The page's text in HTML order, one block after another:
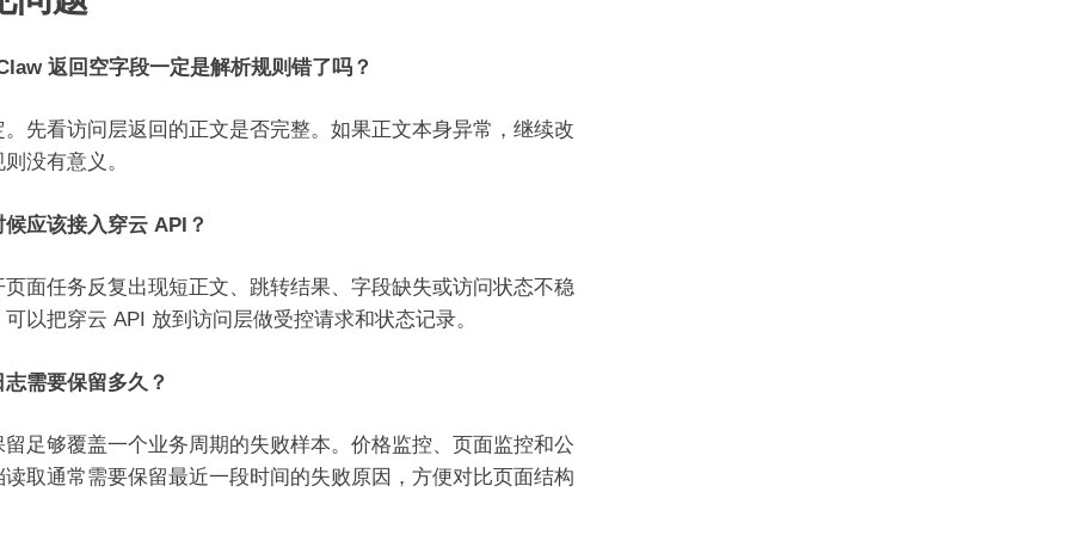
返回空字段一定是解析规则错了吗？
。先看访问层返回的正文是否完整。如果正文本身异常，继续改
没有意义。
候应该接入穿云 API？
页面任务反复出现短正文、跳转结果、字段缺失或访问状态不稳
以把穿云 API 放到访问层做受控请求和状态记录。
需要保留多久？
留足够覆盖一个业务周期的失败样本。价格监控、页面监控和公
读取通常需要保留最近一段时间的失败原因，方便对比页面结构